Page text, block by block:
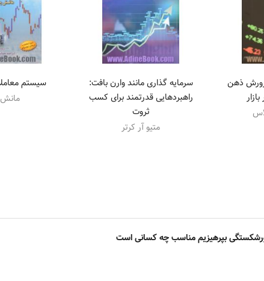
ذهن
سرمایه گذاری مانند وارن بافت:
راهبردهایی قدرتمند برای کسب
ثروت
متیو آر کرتر
سیستم
مانش
بپرهیزیم مناسب چه کسانی است